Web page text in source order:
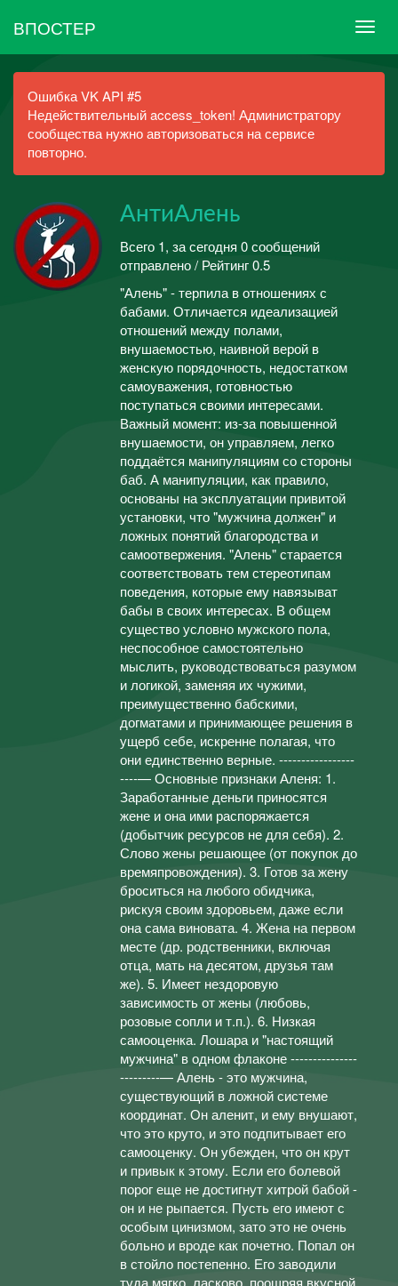
ВПОСТЕР
Ошибка VK API #5
Недействительный access_token! Администратору
сообщества нужно авторизоваться на сервисе
повторно.
АнтиАлень
Всего 1, за сегодня 0 сообщений
отправлено / Рейтинг 0.5
"Алень" - терпила в отношениях с
бабами. Отличается идеализацией
отношений между полами,
внушаемостью, наивной верой в
женскую порядочность, недостатком
самоуважения, готовностью
поступаться своими интересами.
Важный момент: из-за повышенной
внушаемости, он управляем, легко
поддаётся манипуляциям со стороны
баб. А манипуляции, как правило,
основаны на эксплуатации привитой
установки, что "мужчина должен" и
ложных понятий благородства и
самоотвержения. "Алень" старается
соответствовать тем стереотипам
поведения, которые ему навязыват
бабы в своих интересах. В общем
существо условно мужского пола,
неспособное самостоятельно
мыслить, руководствоваться разумом
и логикой, заменяя их чужими,
преимущественно бабскими,
догматами и принимающее решения в
ущерб себе, искренне полагая, что
они единственно верные. -----------------
----— Основные признаки Аленя: 1.
Заработанные деньги приносятся
жене и она ими распоряжается
(добытчик ресурсов не для себя). 2.
Слово жены решающее (от покупок до
времяпровождения). 3. Готов за жену
броситься на любого обидчика,
рискуя своим здоровьем, даже если
она сама виновата. 4. Жена на первом
месте (др. родственники, включая
отца, мать на десятом, друзья там
же). 5. Имеет нездоровую
зависимость от жены (любовь,
розовые сопли и т.п.). 6. Низкая
самооценка. Лошара и "настоящий
мужчина" в одном флаконе ---------------
---------— Алень - это мужчина,
существующий в ложной системе
координат. Он аленит, и ему внушают,
что это круто, и это подпитывает его
самооценку. Он убежден, что он крут
и привык к этому. Если его болевой
порог еще не достигнут хитрой бабой -
он и не рыпается. Пусть его имеют с
особым цинизмом, зато это не очень
больно и вроде как почетно. Попал он
в стойло постепенно. Его заводили
туда мягко, ласково, поощряя вкусной